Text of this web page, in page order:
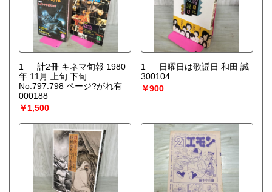
1_ 計2冊 キネマ旬報 1980
年 11月 上旬 下旬
No.797.798 ページ?がれ有
000188
￥1,500
1_ 日曜日は歌謡日 和田 誠
300104
￥900